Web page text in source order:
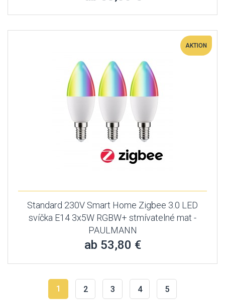
AKTION
Standard 230V Smart Home Zigbee 3.0 LED
svíčka E14 3x5W RGBW+ stmívatelné mat -
PAULMANN
ab 53,80 €
1 2 3 4 5